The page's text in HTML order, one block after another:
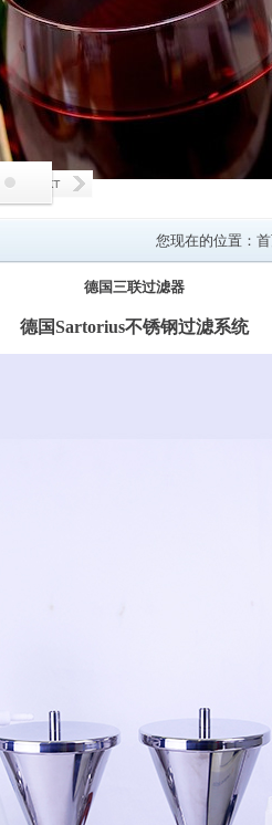
您现在的位置：
德国三联过滤器
德国Sartorius不锈钢过滤系统